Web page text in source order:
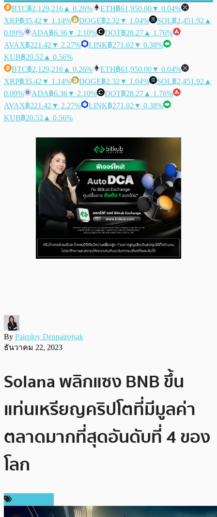
BTC฿2,129,216 ▲ 0.26% ETH฿61,950.00▼ 0.04%
XRP฿35.42 ▼ 1.14% DOGE฿2.32 ▼ 1.04% SOL฿2,451.92 ▲
0.09%
ADA฿6.36▼ 2.10% DOT฿28.27 ▲ 1.76%
AVAX฿221.42 ▼ 2.27% LINK฿271.02 ▼ 0.38%
KUB฿20.52 ▲ 0.56%
BTC฿2,129,216 ▲ 0.26% ETH฿61,950.00▼ 0.04%
XRP฿35.42 ▼ 1.14% DOGE฿2.32 ▼ 1.04% SOL฿2,451.92 ▲
0.09%
ADA฿6.36▼ 2.10% DOT฿28.27 ▲ 1.76%
AVAX฿221.42 ▼ 2.27% LINK฿271.02 ▼ 0.38%
KUB฿20.52 ▲ 0.56%
By Pairploy Denpairojsak
ธันวาคม 22, 2023
Solana พลิกแซง BNB ขึ้น
แท่นเหรียญคริปโตที่มีมูลค่า
ตลาดมากที่สุดอันดับที่ 4 ของ
โลก